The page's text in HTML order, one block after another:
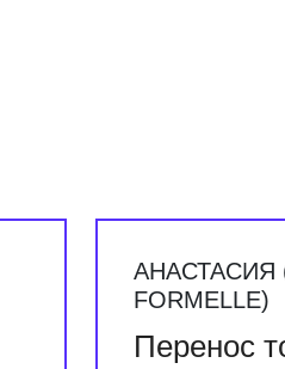
АНАСТАСИЯ
FORMELLE)
Перенос